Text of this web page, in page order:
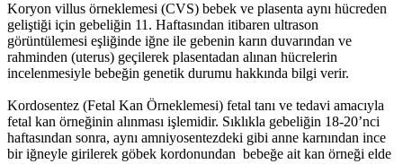
Koryon villus örneklemesi (CVS) bebek ve plasenta aynı hücreden
geliştiği için gebeliğin 11. Haftasından itibaren ultrason
görüntülemesi eşliğinde iğne ile gebenin karın duvarından ve
rahminden (uterus) geçilerek plasentadan alınan hücrelerin
incelenmesiyle bebeğin genetik durumu hakkında bilgi verir.
Kordosentez (Fetal Kan Örneklemesi) fetal tanı ve tedavi amacıyla
fetal kan örneğinin alınması işlemidir. Sıklıkla gebeliğin 18-20’nci
haftasından sonra, aynı amniyosentezdeki gibi anne karnından ince
bir iğneyle girilerek göbek kordonundan bebeğe ait kan örneği elde